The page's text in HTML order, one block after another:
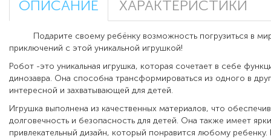
ОПИСАНИЕ ХАРАКТЕРИСТИКИ
Подарите своему ребёнку возможность погрузиться в
приключений с этой уникальной игрушкой!
Робот -это уникальная игрушка, которая сочетает в себе
динозавра. Она способна трансформироваться из одного в
интересной и захватывающей для детей.
Игрушка выполнена из качественных материалов, что
долговечность и безопасность для детей. Она также имеет
привлекательный дизайн, который понравится любому